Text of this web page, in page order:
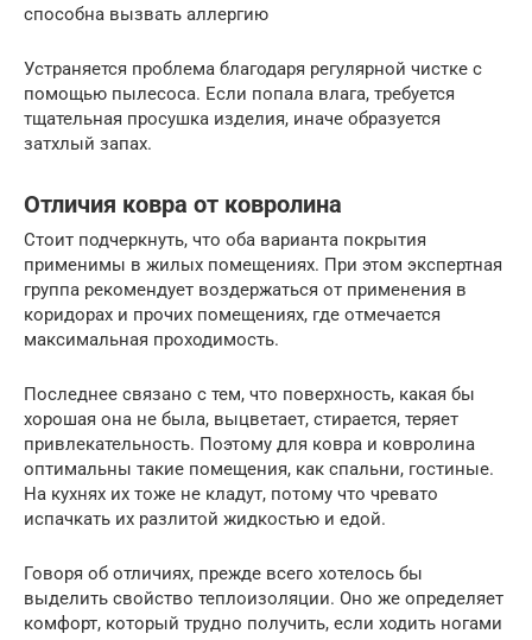
способна вызвать аллергию
Устраняется проблема благодаря регулярной чистке с
помощью пылесоса. Если попала влага, требуется
тщательная просушка изделия, иначе образуется
затхлый запах.
Отличия ковра от ковролина
Стоит подчеркнуть, что оба варианта покрытия
применимы в жилых помещениях. При этом экспертная
группа рекомендует воздержаться от применения в
коридорах и прочих помещениях, где отмечается
максимальная проходимость.
Последнее связано с тем, что поверхность, какая бы
хорошая она не была, выцветает, стирается, теряет
привлекательность. Поэтому для ковра и ковролина
оптимальны такие помещения, как спальни, гостиные.
На кухнях их тоже не кладут, потому что чревато
испачкать их разлитой жидкостью и едой.
Говоря об отличиях, прежде всего хотелось бы
выделить свойство теплоизоляции. Оно же определяет
комфорт, который трудно получить, если ходить ногами